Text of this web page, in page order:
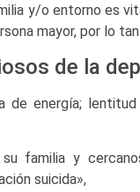
y/o entorno es
mayor, por lo
de la
de energía;
familia y
suicida»,